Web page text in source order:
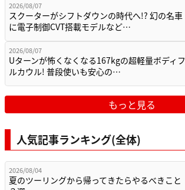
2026/08/07
スクーターがシフトダウンの時代へ!? 幻の名車
に電子制御CVT搭載モデルなど…
2026/08/07
Uターンが怖くなくなる167kgの超軽量ボディフ
ルカウル! 普段使いも安心の…
もっと見る
人気記事ランキング(全体)
2026/08/04
夏のツーリングから帰ってきたらやるべきこと